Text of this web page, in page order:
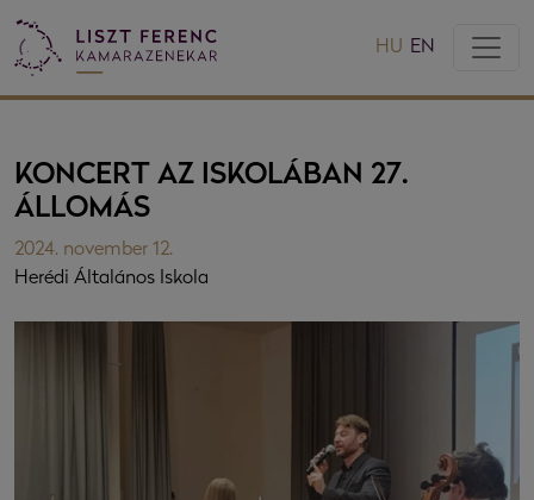
HU EN
KONCERT AZ ISKOLÁBAN 27.
ÁLLOMÁS
2024. november 12.
Herédi Általános Iskola